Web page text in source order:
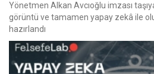
Yönetmen Alkan Avcıoğlu imzası
görüntü ve tamamen yapay zekâ ile
hazırlandı